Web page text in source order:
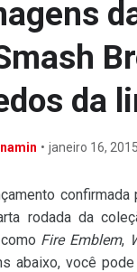
da
• janeiro 16, 2015
rodada da
Fire Emblem,
abaixo, você